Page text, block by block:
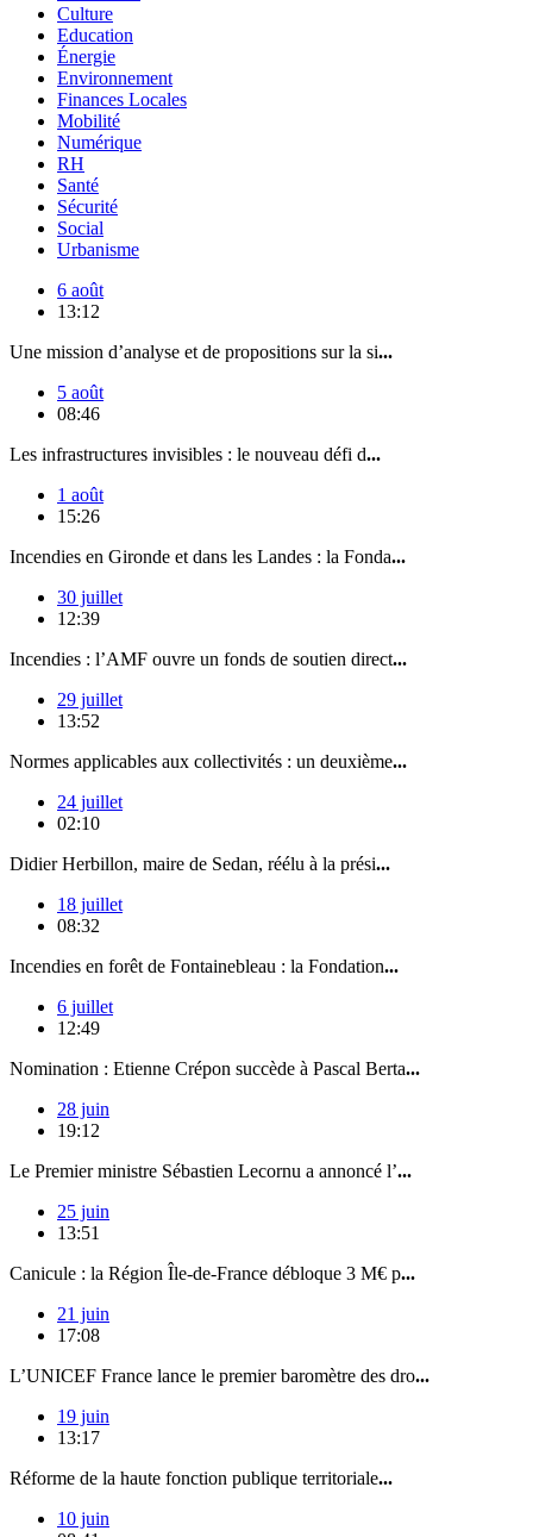
Culture
Education
Énergie
Environnement
Finances Locales
Mobilité
Numérique
RH
Santé
Sécurité
Social
Urbanisme
6 août
13:12
Une mission d’analyse et de propositions sur la si...
5 août
08:46
Les infrastructures invisibles : le nouveau défi d...
1 août
15:26
Incendies en Gironde et dans les Landes : la Fonda...
30 juillet
12:39
Incendies : l’AMF ouvre un fonds de soutien direct...
29 juillet
13:52
Normes applicables aux collectivités : un deuxième...
24 juillet
02:10
Didier Herbillon, maire de Sedan, réélu à la prési...
18 juillet
08:32
Incendies en forêt de Fontainebleau : la Fondation...
6 juillet
12:49
Nomination : Etienne Crépon succède à Pascal Berta...
28 juin
19:12
Le Premier ministre Sébastien Lecornu a annoncé l’...
25 juin
13:51
Canicule : la Région Île-de-France débloque 3 M€ p...
21 juin
17:08
L’UNICEF France lance le premier baromètre des dro...
19 juin
13:17
Réforme de la haute fonction publique territoriale...
10 juin